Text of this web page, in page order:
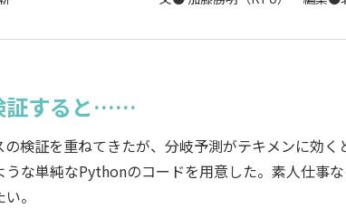
証すると……
検証を重ねてきたが、分岐予測がテキメンに効
な単純なPythonのコードを用意した。素人仕事
。